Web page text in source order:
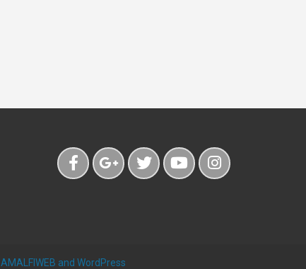
AMALFIWEB and WordPress